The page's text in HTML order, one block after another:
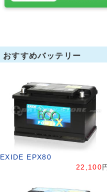
おすすめバッテリー
EXIDE EPX80
22,100